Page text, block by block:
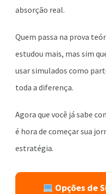
absorção real.
Quem passa na prova
estudou mais, mas sim
usar simulados como
toda a diferença.
Agora que você já sabe
é hora de começar sua
estratégia.
Opções de